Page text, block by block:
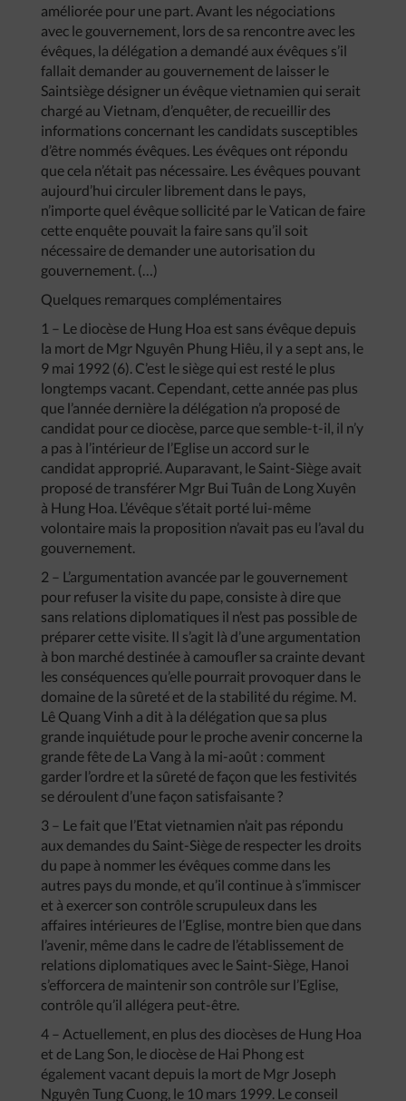
améliorée pour une part. Avant les négociations
avec le gouvernement, lors de sa rencontre avec les
évêques, la délégation a demandé aux évêques s’il
fallait demander au gouvernement de laisser le
Saintsiège désigner un évêque vietnamien qui serait
chargé au Vietnam, d’enquêter, de recueillir des
informations concernant les candidats susceptibles
d’être nommés évêques. Les évêques ont répondu
que cela n’était pas nécessaire. Les évêques pouvant
aujourd’hui circuler librement dans le pays,
n’importe quel évêque sollicité par le Vatican de faire
cette enquête pouvait la faire sans qu’il soit
nécessaire de demander une autorisation du
gouvernement. (…)
Quelques remarques complémentaires
1 – Le diocèse de Hung Hoa est sans évêque depuis
la mort de Mgr Nguyên Phung Hiêu, il y a sept ans, le
9 mai 1992 (6). C’est le siège qui est resté le plus
longtemps vacant. Cependant, cette année pas plus
que l’année dernière la délégation n’a proposé de
candidat pour ce diocèse, parce que semble-t-il, il n’y
a pas à l’intérieur de l’Eglise un accord sur le
candidat approprié. Auparavant, le Saint-Siège avait
proposé de transférer Mgr Bui Tuân de Long Xuyên
à Hung Hoa. L’évêque s’était porté lui-même
volontaire mais la proposition n’avait pas eu l’aval du
gouvernement.
2 – L’argumentation avancée par le gouvernement
pour refuser la visite du pape, consiste à dire que
sans relations diplomatiques il n’est pas possible de
préparer cette visite. Il s’agit là d’une argumentation
à bon marché destinée à camoufler sa crainte devant
les conséquences qu’elle pourrait provoquer dans le
domaine de la sûreté et de la stabilité du régime. M.
Lê Quang Vinh a dit à la délégation que sa plus
grande inquiétude pour le proche avenir concerne la
grande fête de La Vang à la mi-août : comment
garder l’ordre et la sûreté de façon que les festivités
se déroulent d’une façon satisfaisante ?
3 – Le fait que l’Etat vietnamien n’ait pas répondu
aux demandes du Saint-Siège de respecter les droits
du pape à nommer les évêques comme dans les
autres pays du monde, et qu’il continue à s’immiscer
et à exercer son contrôle scrupuleux dans les
affaires intérieures de l’Eglise, montre bien que dans
l’avenir, même dans le cadre de l’établissement de
relations diplomatiques avec le Saint-Siège, Hanoi
s’efforcera de maintenir son contrôle sur l’Eglise,
contrôle qu’il allégera peut-être.
4 – Actuellement, en plus des diocèses de Hung Hoa
et de Lang Son, le diocèse de Hai Phong est
également vacant depuis la mort de Mgr Joseph
Nguyên Tung Cuong, le 10 mars 1999. Le conseil